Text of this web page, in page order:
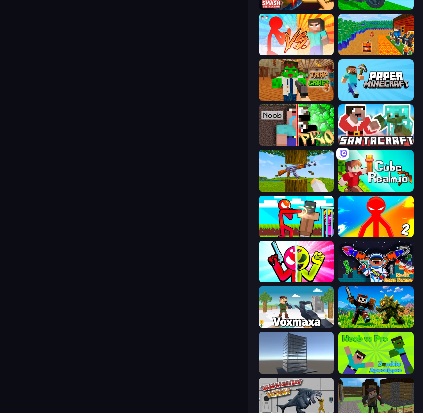
Planet Smash Destruction Crazy Motorcycle
Red Stickman vs Monster School Noob Tower Defense
Trap Craft 2 Paper Minecraft
Noob vs Pro: Challenge SantaCraft
Mine Shooter 3D CubeRealm.io
Stickman vs Villager: Save the Girl Red Stickman vs Monster School 2
Stickman Zombie vs Stickman Hero Noob: Space Escape!
Voxmaxa CraftSlayer: Apocalypse
Craft 3D Noob vs Pro: Zombie Apocalypse